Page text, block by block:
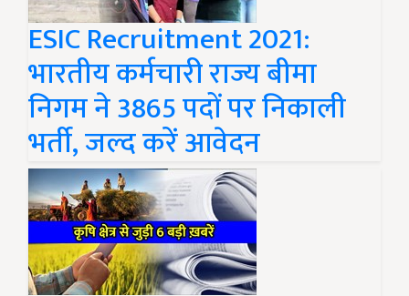
ESIC Recruitment 2021:
भारतीय कर्मचारी राज्य बीमा
निगम ने 3865 पदों पर निकाली
भर्ती, जल्द करें आवेदन